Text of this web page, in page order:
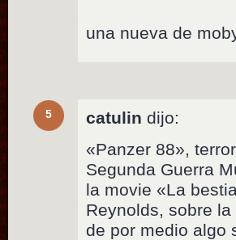
una nueva de
5 catulin dijo:
«Panzer 88»,
Segunda Guerra
la movie «La
Reynolds, sobre
de por medio algo